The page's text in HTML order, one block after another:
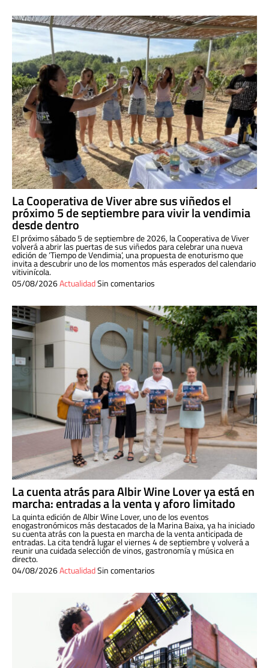
La Cooperativa de Viver abre sus viñedos el
próximo 5 de septiembre para vivir la vendimia
desde dentro
El próximo sábado 5 de septiembre de 2026, la Cooperativa de Viver
volverá a abrir las puertas de sus viñedos para celebrar una nueva
edición de ‘Tiempo de Vendimia’, una propuesta de enoturismo que
invita a descubrir uno de los momentos más esperados del calendario
vitivinícola.
05/08/2026ActualidadSin comentarios
La cuenta atrás para Albir Wine Lover ya está en
marcha: entradas a la venta y aforo limitado
La quinta edición de Albir Wine Lover, uno de los eventos
enogastronómicos más destacados de la Marina Baixa, ya ha iniciado
su cuenta atrás con la puesta en marcha de la venta anticipada de
entradas. La cita tendrá lugar el viernes 4 de septiembre y volverá a
reunir una cuidada selección de vinos, gastronomía y música en
directo.
04/08/2026ActualidadSin comentarios